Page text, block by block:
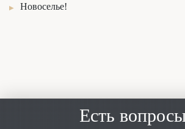
Новоселье!
Есть